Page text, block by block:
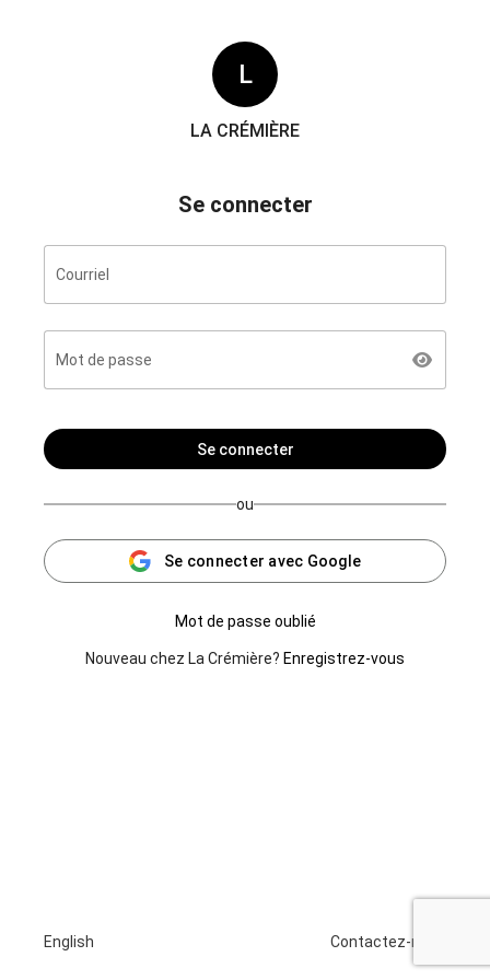
L
LA CRÉMIÈRE
Se connecter
Courriel
Mot de passe
Se connecter
ou
Se connecter avec Google
Mot de passe oublié
Nouveau chez La Crémière? Enregistrez-vous
English Contactez-nous